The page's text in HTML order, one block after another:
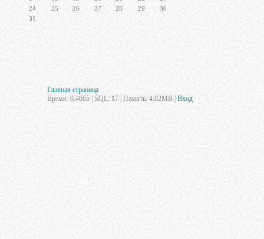
24
25 26 27 28 29
30
31
Главная страница
Время: 0.4065 | SQL: 17 | Память: 4.82MB Вход